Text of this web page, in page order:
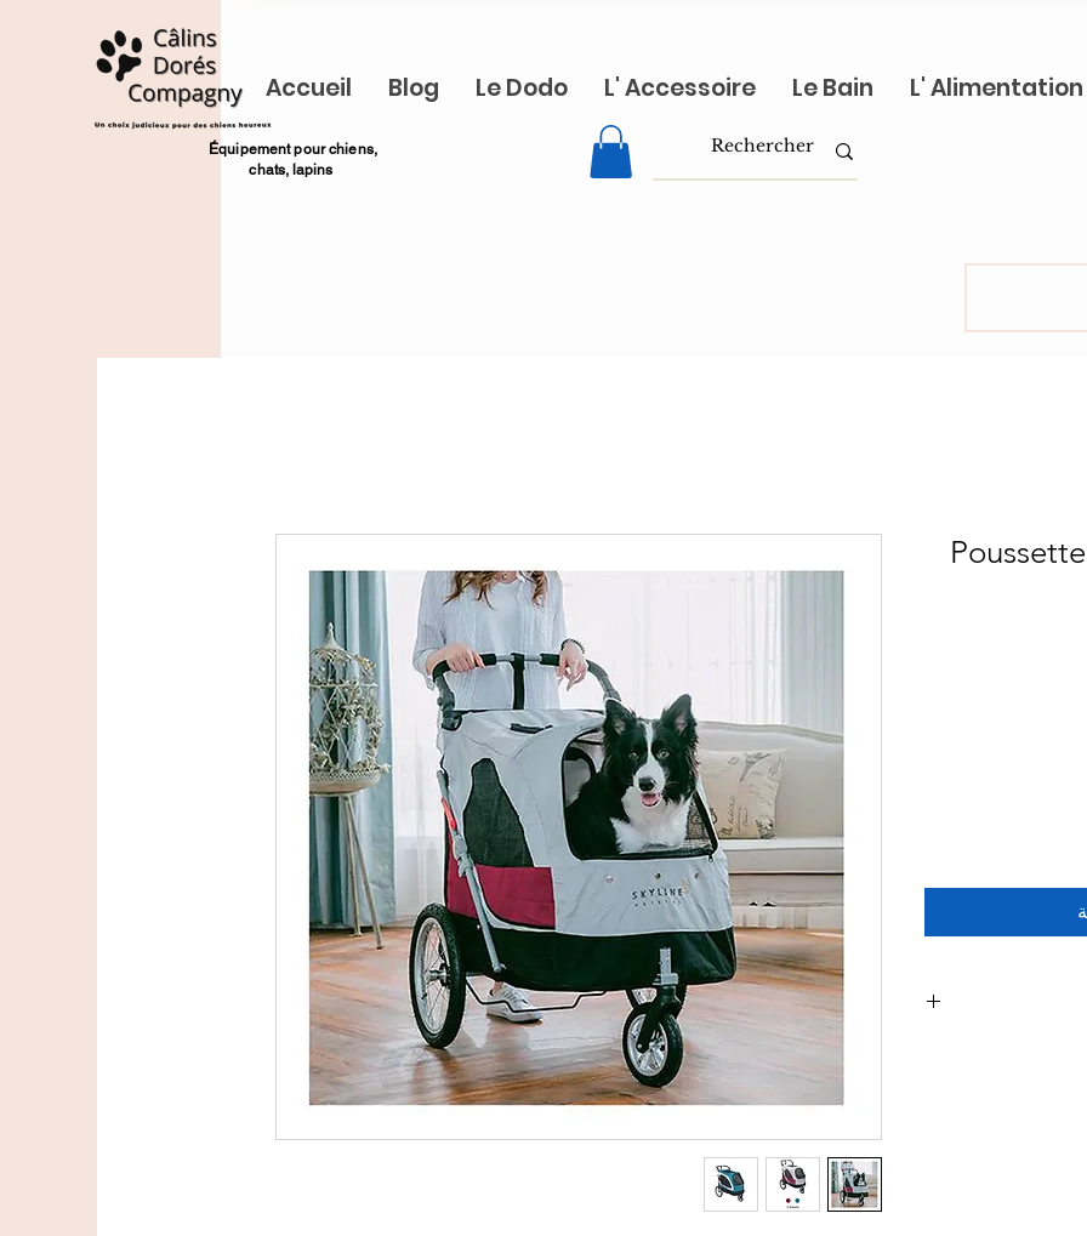
Accueil Blog Le Dodo L' Accessoire Le Bain L' Alimentation
​Équipement pour chiens,
chats, lapins